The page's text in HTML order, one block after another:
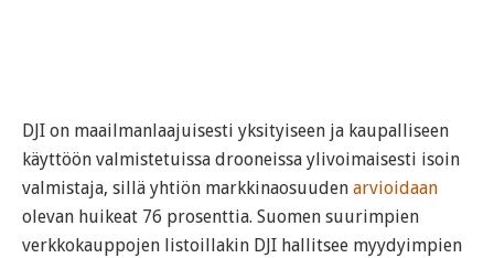
DJI on maailmanlaajuisesti yksityiseen ja kaupalliseen
käyttöön valmistetuissa drooneissa ylivoimaisesti isoin
valmistaja, sillä yhtiön markkinaosuuden arvioidaan
olevan huikeat 76 prosenttia. Suomen suurimpien
verkkokauppojen listoillakin DJI hallitsee myydyimpien